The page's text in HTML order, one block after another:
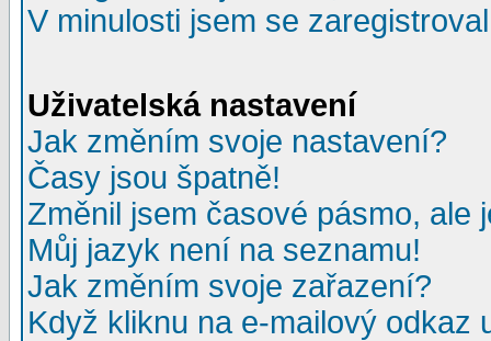
V minulosti jsem se
Uživatelská nastavení
Jak změním svoje nastavení?
Časy jsou špatně!
Změnil jsem časové pásmo, ale
Můj jazyk není na seznamu!
Jak změním svoje zařazení?
Když kliknu na e-mailový odkaz